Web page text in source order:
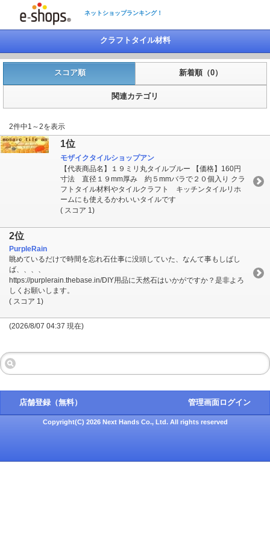
ネットショップランキング！
クラフトタイル材料
スコア順 新着順（0）
関連カテゴリ
2件中1～2を表示
1位
モザイクタイルショップアン
【代表商品名】１９ミリ丸タイルブルー 【価格】160円
寸法 直径１９mm厚み 約５mmバラで２０個入り クラ
フトタイル材料やタイルクラフト キッチンタイルリホ
ームにも使えるかわいいタイルです
( スコア 1)
2位
PurpleRain
眺めているだけで時間を忘れ石仕事に没頭していた、なんて事もしばし
ば、、、、
https://purplerain.thebase.in/DIY用品に天然石はいかがですか？是非よろ
しくお願いします。
( スコア 1)
(2026/8/07 04:37 現在)
店舗登録（無料） 管理画面ログイン
Copyright(C) 2026 Next Hands Co., Ltd. All rights reserved